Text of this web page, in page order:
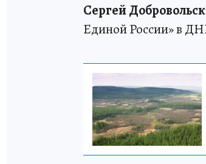
Сергей
Единой России» в